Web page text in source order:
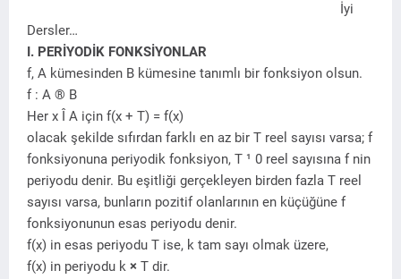
İyi
Dersler…
I. PERİYODİK FONKSİYONLAR
f, A kümesinden B kümesine tanımlı bir fonksiyon olsun.
f : A ® B
Her x Î A için f(x + T) = f(x)
olacak şekilde sıfırdan farklı en az bir T reel sayısı varsa; f
fonksiyonuna periyodik fonksiyon, T ¹ 0 reel sayısına f nin
periyodu denir. Bu eşitliği gerçekleyen birden fazla T reel
sayısı varsa, bunların pozitif olanlarının en küçüğüne f
fonksiyonunun esas periyodu denir.
f(x) in esas periyodu T ise, k tam sayı olmak üzere,
f(x) in periyodu k × T dir.